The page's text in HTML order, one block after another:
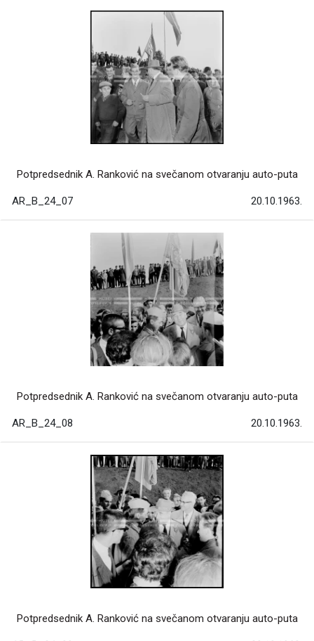
Potpredsednik A. Ranković na svečanom otvaranju auto-puta
AR_B_24_07 20.10.1963.
Potpredsednik A. Ranković na svečanom otvaranju auto-puta
AR_B_24_08 20.10.1963.
Potpredsednik A. Ranković na svečanom otvaranju auto-puta